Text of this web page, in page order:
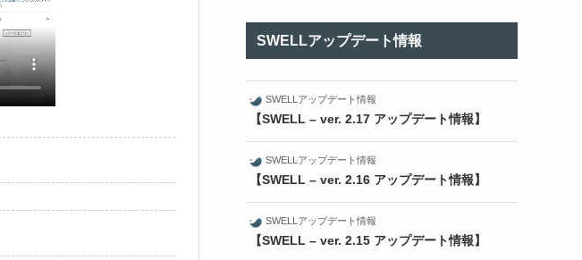
SWELLアップデート情報
SWELLアップデート情報
【SWELL – ver. 2.17 アップデート情報】
SWELLアップデート情報
【SWELL – ver. 2.16 アップデート情報】
SWELLアップデート情報
【SWELL – ver. 2.15 アップデート情報】